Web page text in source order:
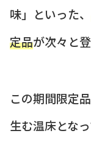
味」といった、
定品が次々と
この期間限定
生む温床となっ